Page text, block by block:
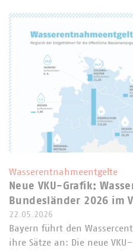
Wasserentnahmeentgelte
Neue VKU-Grafik:
Bundesländer 2026 im
22.05.2026
Bayern führt den
ihre Sätze an: Die neue